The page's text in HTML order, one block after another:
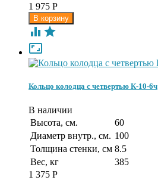
1 975 Р
 

Кольцо колодца с четвертью К-10-6ч
В наличии
Высота, см.
60
Диаметр внутр., см. 100
Толщина стенки, см 8.5
Вес, кг
385
1 375 Р